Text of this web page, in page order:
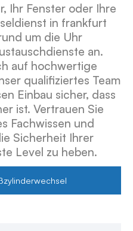
Ihr Fenster oder Ihre
in frankfurt
um die Uhr
an.
auf hochwertige
qualifiziertes Team
Einbau sicher, dass
ist. Vertrauen Sie
Fachwissen und
Sicherheit Ihrer
Level zu heben.